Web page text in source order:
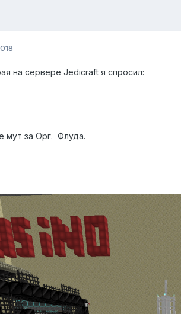
на сервере Jedicraft я спросил:
мут за Орг. Флуда.